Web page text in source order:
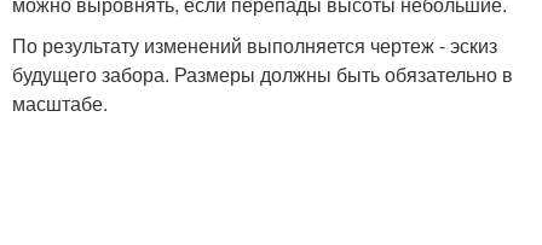
По результату изменений выполняется чертеж - эскиз
будущего забора. Размеры должны быть обязательно в
масштабе.